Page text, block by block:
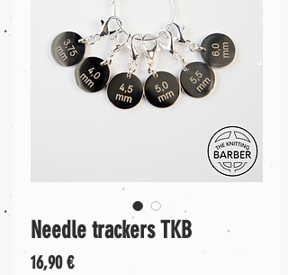
Needle trackers TKB
16,90 €Prix